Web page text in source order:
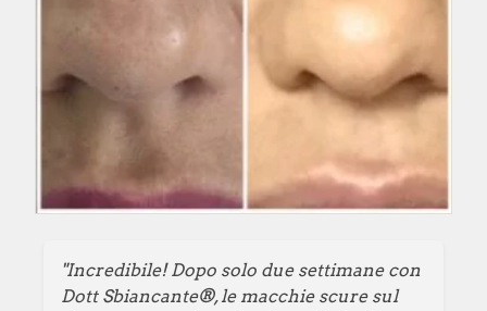
"Incredibile! Dopo solo due settimane con
Dott Sbiancante®, le macchie scure sul